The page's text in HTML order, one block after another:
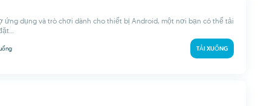
ứng dụng và trò chơi dành cho thiết bị Android, một nơi bạn có thể tải
TẢI XUỐNG